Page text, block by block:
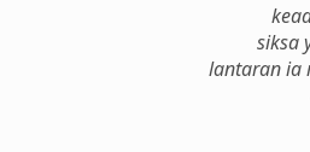
siksa
lantaran ia